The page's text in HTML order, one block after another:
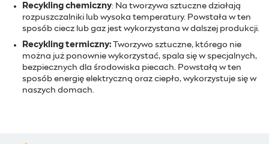
Recykling chemiczny: Na tworzywa sztuczne działają
rozpuszczalniki lub wysoka temperatury. Powstała w ten
sposób ciecz lub gaz jest wykorzystana w dalszej produkcji.
Recykling termiczny: Tworzywo sztuczne, którego nie
można już ponownie wykorzystać, spala się w specjalnych,
bezpiecznych dla środowiska piecach. Powstałą w ten
sposób energię elektryczną oraz ciepło, wykorzystuje się w
naszych domach.